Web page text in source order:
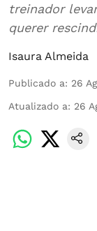
treinador
querer
Isaura Almeida
Publicado a: 26
Atualizado a: 26